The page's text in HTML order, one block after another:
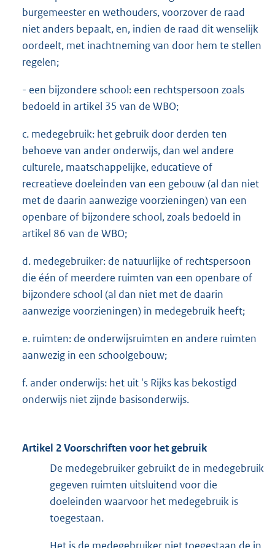
burgemeester en wethouders, voorzover de raad
niet anders bepaalt, en, indien de raad dit wenselijk
oordeelt, met inachtneming van door hem te stellen
regelen;
- een bijzondere school: een rechtspersoon zoals
bedoeld in artikel 35 van de WBO;
c. medegebruik: het gebruik door derden ten
behoeve van ander onderwijs, dan wel andere
culturele, maatschappelijke, educatieve of
recreatieve doeleinden van een gebouw (al dan niet
met de daarin aanwezige voorzieningen) van een
openbare of bijzondere school, zoals bedoeld in
artikel 86 van de WBO;
d. medegebruiker: de natuurlijke of rechtspersoon
die één of meerdere ruimten van een openbare of
bijzondere school (al dan niet met de daarin
aanwezige voorzieningen) in medegebruik heeft;
e. ruimten: de onderwijsruimten en andere ruimten
aanwezig in een schoolgebouw;
f. ander onderwijs: het uit 's Rijks kas bekostigd
onderwijs niet zijnde basisonderwijs.
Artikel 2 Voorschriften voor het gebruik
De medegebruiker gebruikt de in medegebruik
gegeven ruimten uitsluitend voor die
doeleinden waarvoor het medegebruik is
toegestaan.